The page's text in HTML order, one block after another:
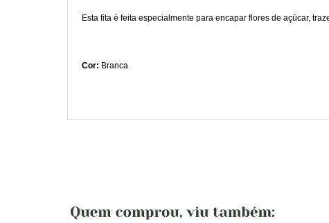
Esta fita é feita especialmente para encapar flores de açúcar,
Cor: Branca